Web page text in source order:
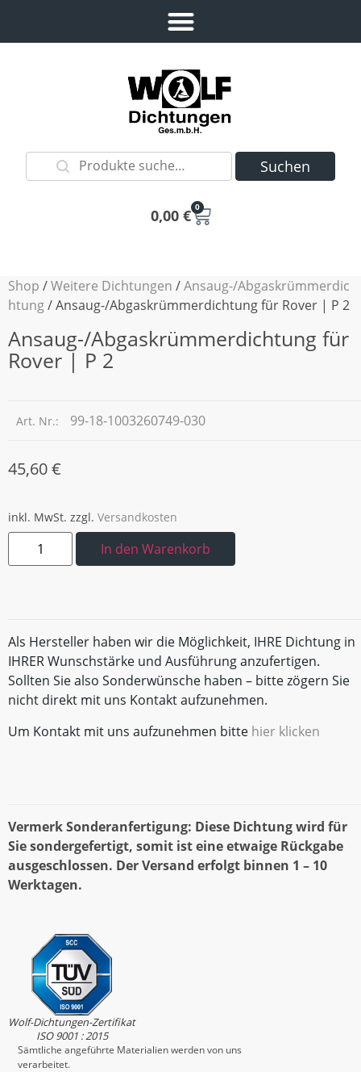
Suchen
0,00 € 0
Shop /Weitere Dichtungen /Ansaug-/Abgaskrümmerdic
htung/ Ansaug-/Abgaskrümmerdichtung für Rover | P 2
Ansaug-/Abgaskrümmerdichtung für
Rover | P 2
Art. Nr.: 99-18-1003260749-030
45,60€
inkl. MwSt. zzgl. Versandkosten
In den Warenkorb
Als Hersteller haben wir die Möglichkeit, IHRE Dichtung in
IHRER Wunschstärke und Ausführung anzufertigen.
Sollten Sie also Sonderwünsche haben – bitte zögern Sie
nicht direkt mit uns Kontakt aufzunehmen.
Um Kontakt mit uns aufzunehmen bitte hier klicken
Vermerk Sonderanfertigung: Diese Dichtung wird für
Sie sondergefertigt, somit ist eine etwaige Rückgabe
ausgeschlossen. Der Versand erfolgt binnen 1 – 10
Werktagen.
Wolf-Dichtungen-Zertifikat
ISO 9001 : 2015
Sämtliche angeführte Materialien werden von uns
verarbeitet.